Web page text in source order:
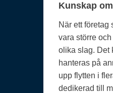
Kunskap
När ett företag
vara större
olika slag. Det
hanteras på
upp flytten i
dedikerad till